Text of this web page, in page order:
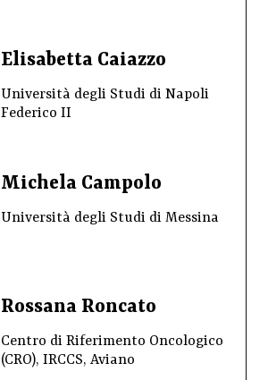
Elisabetta Caiazzo
Università degli Studi di Napoli
Federico II
Michela Campolo
Università degli Studi di Messina
Rossana Roncato
Centro di Riferimento Oncologico
(CRO), IRCCS, Aviano